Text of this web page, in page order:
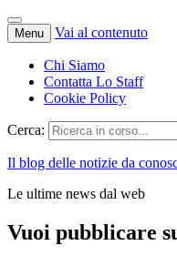
Menu Vai al contenuto
Chi Siamo
Contatta Lo Staff
Cookie Policy
Cerca:
Il blog delle notizie da
Le ultime news dal web
Vuoi pubblicare